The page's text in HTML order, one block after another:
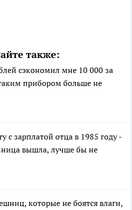
также:
сэкономил мне 10 000 за
прибором больше не
с зарплатой отца в 1985 году -
вышла, лучше бы не
которые не боятся влаги,